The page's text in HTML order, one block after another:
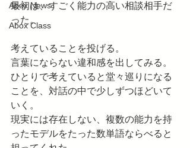
Abox News
Abox Class
最初は、すごく能力の高い相談相手だ
った。
考えていることを投げる。
言葉にならない違和感を出してみる。
ひとりで考えていると堂々巡りになる
ことを、対話の中で少しずつほどいて
いく。
現実には存在しない、複数の能力を持
ったモデルをたった数単語ならべると